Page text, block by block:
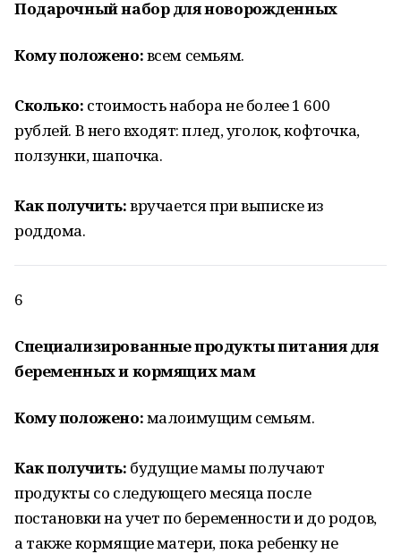
Подарочный набор для новорожденных
Кому положено:всем семьям.
Сколько: стоимость набора не более 1 600
рублей. В него входят: плед, уголок, кофточка,
ползунки, шапочка.
Как получить:вручается при выписке из
роддома.
6
Специализированные продукты питания для
беременных и кормящих мам
Кому положено:малоимущим семьям.
Как получить: будущие мамы получают
продукты со следующего месяца после
постановки на учет по беременности и до родов,
а также кормящие матери, пока ребенку не